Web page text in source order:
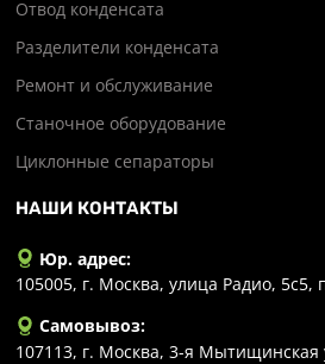
Отвод конденсата
Разделители конденсата
Ремонт и обслуживание
Станочное оборудование
Циклонные сепараторы
НАШИ КОНТАКТЫ
Юр. адрес:
105005, г. Москва, улица Радио,
Самовывоз:
107113, г. Москва, 3-я Мытищинская